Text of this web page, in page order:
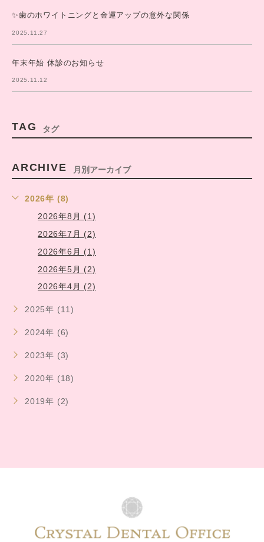
✨歯のホワイトニングと金運アップの意外な関係
2025.11.27
年末年始 休診のお知らせ
2025.11.12
TAG タグ
ARCHIVE 月別アーカイブ
2026年 (8)
2026年8月 (1)
2026年7月 (2)
2026年6月 (1)
2026年5月 (2)
2026年4月 (2)
2025年 (11)
2024年 (6)
2023年 (3)
2020年 (18)
2019年 (2)